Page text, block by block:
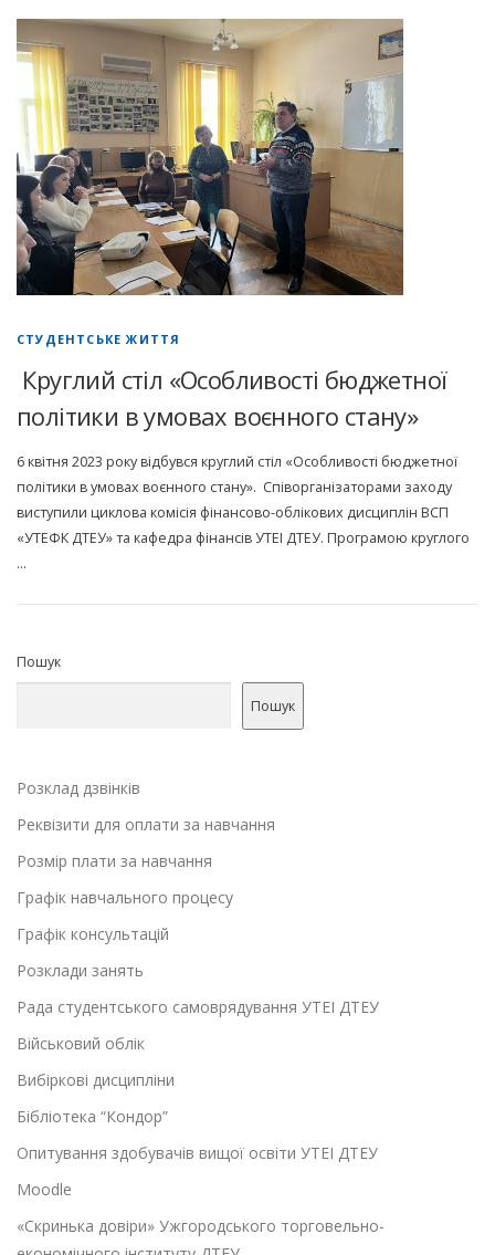
СТУДЕНТСЬКЕ ЖИТТЯ
Круглий стіл «Особливості бюджетної
політики в умовах воєнного стану»
6 квітня 2023 року відбувся круглий стіл «Особливості бюджетної
політики в умовах воєнного стану». Співорганізаторами заходу
виступили циклова комісія фінансово-облікових дисциплін ВСП
«УТЕФК ДТЕУ» та кафедра фінансів УТЕІ ДТЕУ. Програмою круглого
…
Пошук
Пошук
Розклад дзвінків
Реквізити для оплати за навчання
Розмір плати за навчання
Графік навчального процесу
Графік консультацій
Розклади занять
Рада студентського самоврядування УТЕІ ДТЕУ
Військовий облік
Вибіркові дисципліни
Бібліотека “Кондор”
Опитування здобувачів вищої освіти УТЕІ ДТЕУ
Moodle
«Скринька довіри» Ужгородського торговельно-